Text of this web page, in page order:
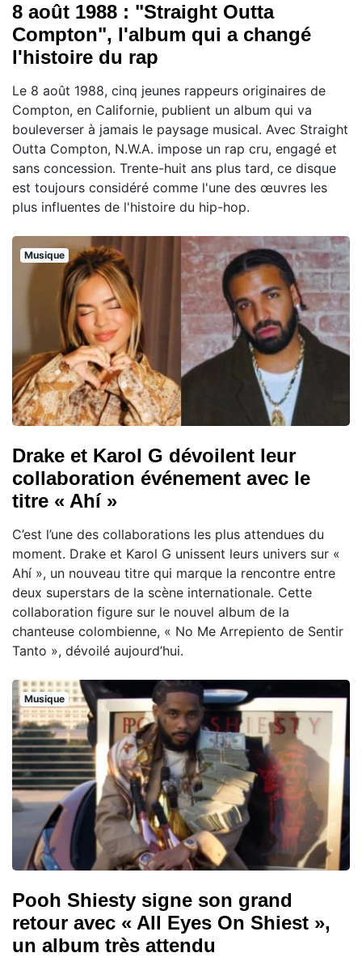
8 août 1988 : "Straight Outta
Compton", l'album qui a changé
l'histoire du rap
Le 8 août 1988, cinq jeunes rappeurs originaires de
Compton, en Californie, publient un album qui va
bouleverser à jamais le paysage musical. Avec Straight
Outta Compton, N.W.A. impose un rap cru, engagé et
sans concession. Trente-huit ans plus tard, ce disque
est toujours considéré comme l'une des œuvres les
plus influentes de l'histoire du hip-hop.
Musique
Drake et Karol G dévoilent leur
collaboration événement avec le
titre « Ahí »
C’est l’une des collaborations les plus attendues du
moment. Drake et Karol G unissent leurs univers sur «
Ahí », un nouveau titre qui marque la rencontre entre
deux superstars de la scène internationale. Cette
collaboration figure sur le nouvel album de la
chanteuse colombienne, « No Me Arrepiento de Sentir
Tanto », dévoilé aujourd’hui.
Musique
Pooh Shiesty signe son grand
retour avec « All Eyes On Shiest »,
un album très attendu